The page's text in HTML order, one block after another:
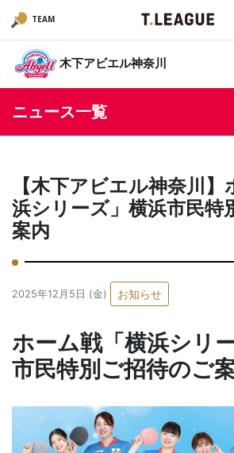
TEAM
木下アビエル神奈川
ニュース一覧
【木下アビエル神奈川
浜シリーズ」横浜市民特
案内
2025年12月5日 (金) お知らせ
ホーム戦「横浜シリ
市民特別ご招待のご